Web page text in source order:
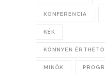
KONFERENCIA
KÉK
KÖNNYEN
MINŐK